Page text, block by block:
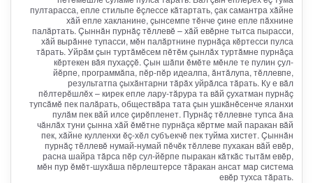
пултарасса, епле стильпе ĕçлессе кăтартать, çак самантра хăйне
хăй епле хакланине, çынсемпе тĕнче çине епле пăхнине
палăртать. Çыннăн пурнăç тĕллевĕ – хăй евĕрне тытса пырасси,
хăй вырăнне тупасси, мĕн палăртнине пурнăçа кĕртесси пулса
тăрать. Уйрăм çын туртăмĕсем пĕтĕм çынлăх туртăмне пурнăçа
кĕртекен вăя пухаççĕ. Çын шăпи ĕмĕте мĕнле те пулин ҫул-
йĕрпе, программăпа, пĕр-пĕр идеалпа, ăнтăлупа, тĕллевпе,
результатпа çыхăнтарни тăрăх уйрăлса тăрать. Ку е вăл
пĕлтерĕшлĕх – кирек епле лару-тăрура та вăй çухатман пурнăç
тупсăмĕ пек палăрать, обществăра тата çын ушкăнĕсенче яланхи
пулăм пек вăй илсе çирĕпленет. Пурнăç тĕллевне тупса ăна
чăнлăх туни çынна хăй ĕмĕтне пурнăçа кĕртме май паракан вăй
пек, хăйне кулленхи ĕç-хĕл субъекчĕ пек туйма хистет. Çыннăн
пурнăç тĕллевĕ нумай-нумай пĕчĕк тĕллеве пухакан вăй евĕр,
расна шайра тăрса пĕр сул-йĕрпе пыракан кăткăс тытăм евĕр,
мĕн пур ĕмĕт-шухăша пĕрлештерсе тăракан ансат мар система
евĕр тухса тăрать.